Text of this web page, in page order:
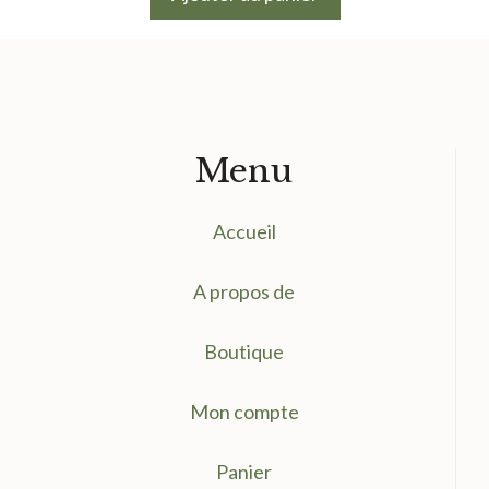
Menu
Accueil
A propos de
Boutique
Mon compte
Panier